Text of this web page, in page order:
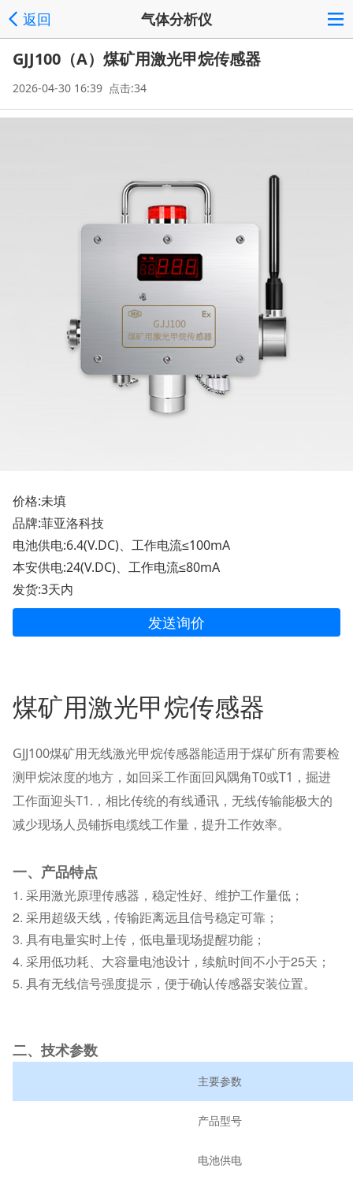
返回 气体分析仪
GJJ100（A）煤矿用激光甲烷传感器
2026-04-30 16:39 点击:34
价格:未填
品牌:菲亚洛科技
电池供电:6.4(V.DC)、工作电流≤100mA
本安供电:24(V.DC)、工作电流≤80mA
发货:3天内
发送询价
煤矿用激光甲烷传感器
GJJ100煤矿用无线激光甲烷传感器能适用于煤矿所有需要检
测甲烷浓度的地方，如回采工作面回风隅角T0或T1，掘进
工作面迎头T1.，相比传统的有线通讯，无线传输能极大的
减少现场人员铺拆电缆线工作量，提升工作效率。
一、产品特点
1. 采用激光原理传感器，稳定性好、维护工作量低；
2. 采用超级天线，传输距离远且信号稳定可靠；
3. 具有电量实时上传，低电量现场提醒功能；
4. 采用低功耗、大容量电池设计，续航时间不小于25天；
5. 具有无线信号强度提示，便于确认传感器安装位置。
二、技术参数
主要参数
产品型号
电池供电